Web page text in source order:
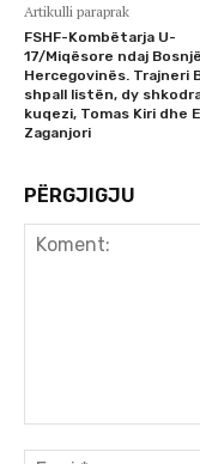
Artikulli paraprak
FSHF-Kombëtarja U-
17/Miqësore ndaj Bosnjë
Hercegovinës. Trajneri
shpall listën, dy
kuqezi, Tomas Kiri dhe
Zaganjori
PËRGJIGJU